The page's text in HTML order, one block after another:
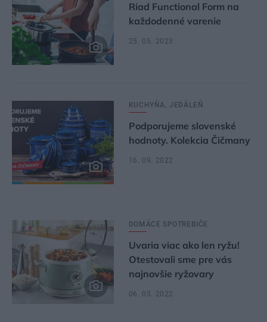
Riad Functional Form na
každodenné varenie
25. 05. 2023
KUCHYŇA, JEDÁLEŇ
Podporujeme slovenské
hodnoty. Kolekcia Čičmany
16. 09. 2022
DOMÁCE SPOTREBIČE
Uvaria viac ako len ryžu!
Otestovali sme pre vás
najnovšie ryžovary
06. 05. 2022